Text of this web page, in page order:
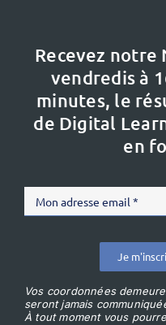
Recevez
vendredis à
minutes, le
de Digital
en
Je
Vos coordonnées
seront jamais
À tout moment vous